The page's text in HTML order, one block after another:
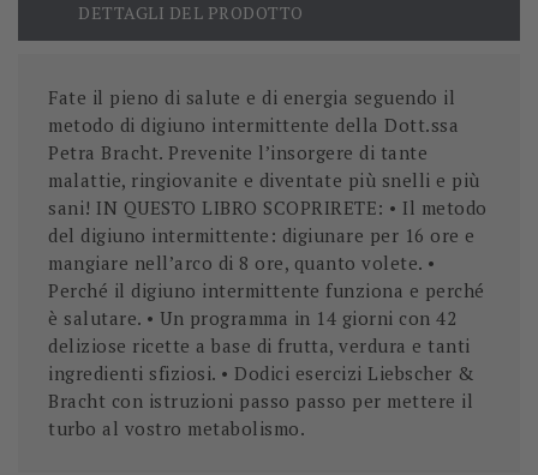
DETTAGLI DEL PRODOTTO
Fate il pieno di salute e di energia seguendo il
metodo di digiuno intermittente della Dott.ssa
Petra Bracht. Prevenite l’insorgere di tante
malattie, ringiovanite e diventate più snelli e più
sani! IN QUESTO LIBRO SCOPRIRETE: • Il metodo
del digiuno intermittente: digiunare per 16 ore e
mangiare nell’arco di 8 ore, quanto volete. •
Perché il digiuno intermittente funziona e perché
è salutare. • Un programma in 14 giorni con 42
deliziose ricette a base di frutta, verdura e tanti
ingredienti sfiziosi. • Dodici esercizi Liebscher &
Bracht con istruzioni passo passo per mettere il
turbo al vostro metabolismo.